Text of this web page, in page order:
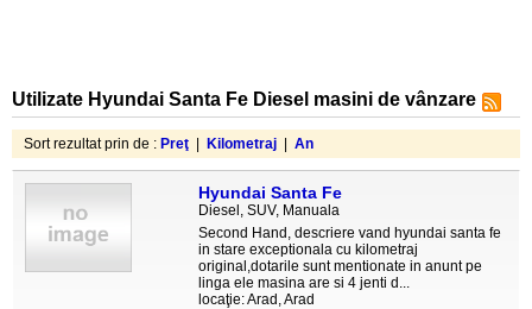
Utilizate Hyundai Santa Fe Diesel masini de vânzare
Sort rezultat prin de : Preţ Kilometraj An
Hyundai Santa Fe
Diesel, SUV, Manuala
Second Hand, descriere vand hyundai santa fe
in stare exceptionala cu kilometraj
original,dotarile sunt mentionate in anunt pe
linga ele masina are si 4 jenti d...
locaţie: Arad, Arad